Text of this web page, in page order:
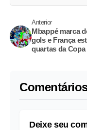
Anterior
Mbappé marca
gols e França
quartas da Copa
Deixe seu